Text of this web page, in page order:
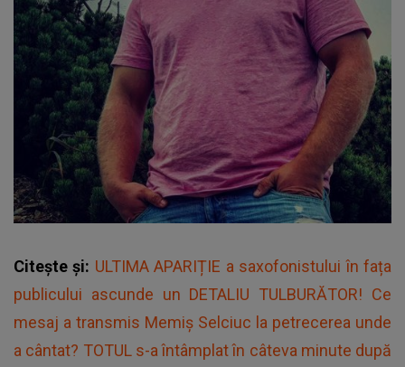
Citește și: ULTIMA APARIȚIE a saxofonistului în fața
publicului ascunde un DETALIU TULBURĂTOR! Ce
mesaj a transmis Memiș Selciuc la petrecerea unde
a cântat? TOTUL s-a întâmplat în câteva minute după